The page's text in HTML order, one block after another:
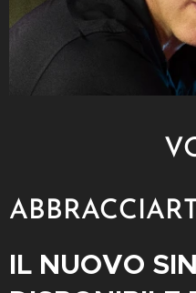
IL NUOVO